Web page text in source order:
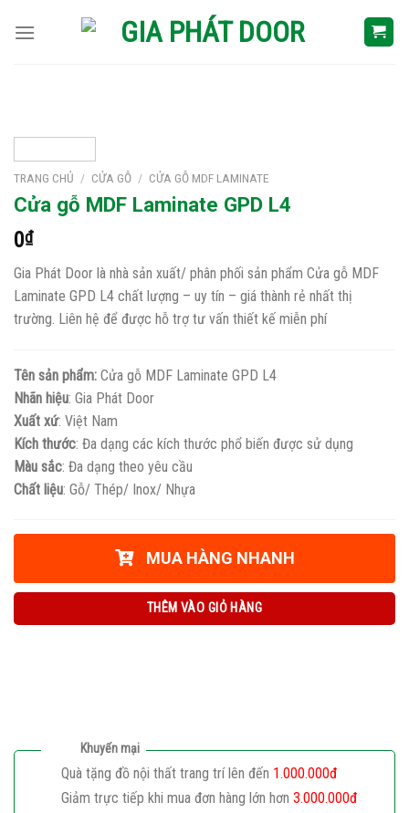
TRANG CHỦ / CỬA GỖ / CỬA GỖ MDF LAMINATE
Cửa gỗ MDF Laminate GPD L4
0₫
Gia Phát Door là nhà sản xuất/ phân phối sản phẩm Cửa gỗ MDF
Laminate GPD L4 chất lượng – uy tín – giá thành rẻ nhất thị
trường. Liên hệ để được hỗ trợ tư vấn thiết kế miễn phí
Tên sản phẩm: Cửa gỗ MDF Laminate GPD L4
Nhãn hiệu: Gia Phát Door
Xuất xứ: Việt Nam
Kích thước: Đa dạng các kích thước phổ biến được sử dụng
Màu sắc: Đa dạng theo yêu cầu
Chất liệu: Gỗ/ Thép/ Inox/ Nhựa
MUA HÀNG NHANH
THÊM VÀO GIỎ HÀNG
Khuyến mại
Quà tặng đồ nội thất trang trí lên đến 1.000.000đ
Giảm trực tiếp khi mua đơn hàng lớn hơn 3.000.000đ